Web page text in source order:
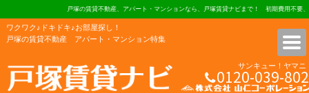
戸塚の賃貸不動産、アパート・マンションなら、戸塚賃貸ナビまで！ 初期費用不要
ワクワク♪ドキドキ♪お部屋探し！
戸塚の賃貸不動産 アパート・マンション特集
サンキュー！ヤマニ
0120-039-802